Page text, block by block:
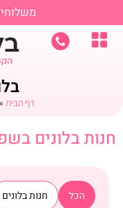
דף הבית »
חנות בלונים
הכל חנות בלונים